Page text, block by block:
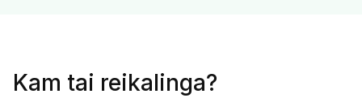
Kam tai reikalinga?